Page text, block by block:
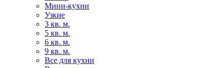
Мини-кухни
Узкие
3 кв. м.
5 кв. м.
6 кв. м.
9 кв. м.
Все для кухни